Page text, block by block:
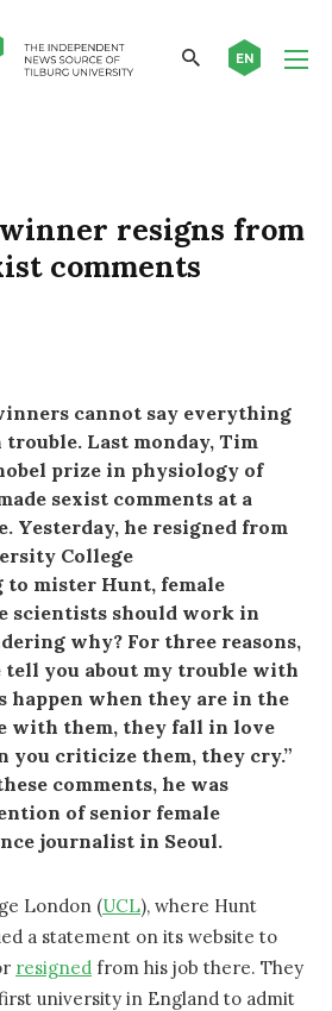
EN
resigns from
comments
cannot say everything
Last monday, Tim
prize in physiology of
sexist comments at a
Yesterday, he resigned from
College
to mister Hunt, female
scientists should work in
why? For three reasons,
tell you about my trouble with
when they are in the
with them, they fall in love
you criticize them, they cry.”
comments, he was
of senior female
journalist in Seoul.
London (UCL), where Hunt
a statement on its website to
resigned from his job there. They
university in England to admit